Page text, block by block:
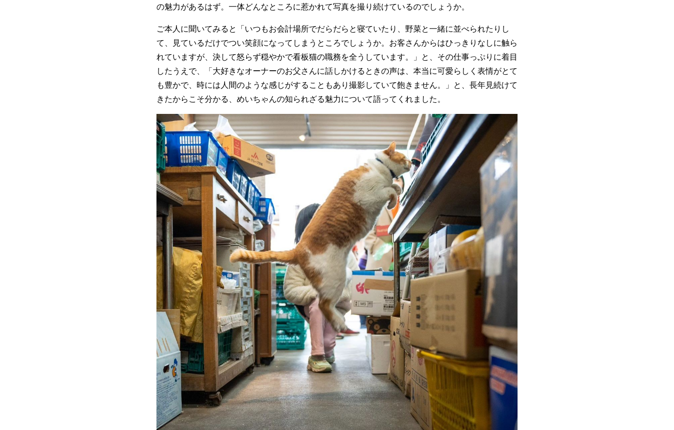
の魅力があるはず。一体どんなところに惹かれて写真を撮り続けているのでしょうか。
ご本人に聞いてみると「いつもお会計場所でだらだらと寝ていたり、野菜と一緒に並べられたりし
て、見ているだけでつい笑顔になってしまうところでしょうか。お客さんからはひっきりなしに触ら
れていますが、決して怒らず穏やかで看板猫の職務を全うしています。」と、その仕事っぷりに着目
したうえで、「大好きなオーナーのお父さんに話しかけるときの声は、本当に可愛らしく表情がとて
も豊かで、時には人間のような感じがすることもあり撮影していて飽きません。」と、長年見続けて
きたからこそ分かる、めいちゃんの知られざる魅力について語ってくれました。